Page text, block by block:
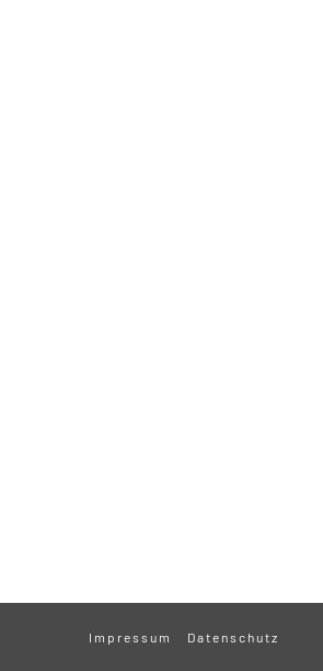
Impressum Datenschutz